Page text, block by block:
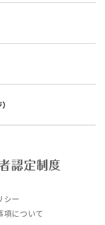
シー
項について